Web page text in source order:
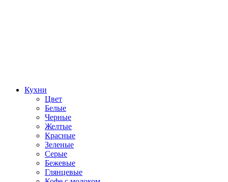
Кухни
Цвет
Белые
Черные
Желтые
Красные
Зеленые
Серые
Бежевые
Глянцевые